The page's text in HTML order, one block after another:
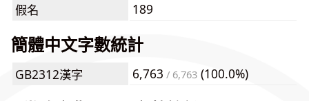
假名
189
簡體中文字數統計
GB2312漢字 6,763 / 6,763 (100.0%)